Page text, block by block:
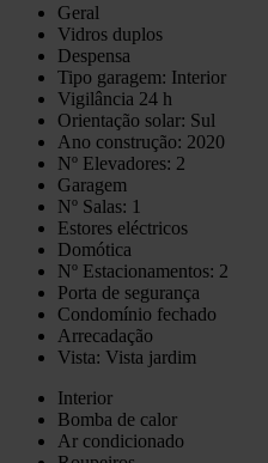
Geral
Vidros duplos
Despensa
Tipo garagem: Interior
Vigilância 24 h
Orientação solar: Sul
Ano construção: 2020
Nº Elevadores: 2
Garagem
Nº Salas: 1
Estores eléctricos
Domótica
Nº Estacionamentos: 2
Porta de segurança
Condomínio fechado
Arrecadação
Vista: Vista jardim
Interior
Bomba de calor
Ar condicionado